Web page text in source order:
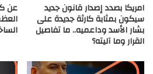
امريكا بصدد إصدار قانون جديد
سيكون بمثابة كارثة جديدة على
بشار الأسد وداعميه.. ما تفاصيل
القرار وما آليته؟
عن